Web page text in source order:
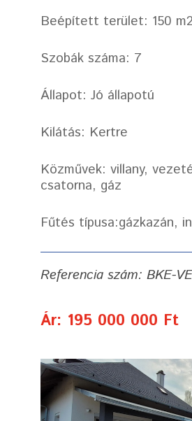
Beépített terület: 150 m2
Szobák száma: 7
Állapot: Jó állapotú
Kilátás: Kertre
Közművek: villany,
csatorna, gáz
Fűtés típusa:gázkazán,
Referencia szám: BKE-
Ár: 195 000 000 Ft